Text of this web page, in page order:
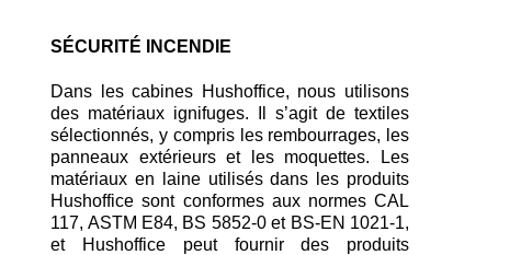
SÉCURITÉ INCENDIE
Dans les cabines Hushoffice, nous utilisons
des matériaux ignifuges. Il s’agit de textiles
sélectionnés, y compris les rembourrages, les
panneaux extérieurs et les moquettes. Les
matériaux en laine utilisés dans les produits
Hushoffice sont conformes aux normes CAL
117, ASTM E84, BS 5852-0 et BS-EN 1021-1,
et Hushoffice peut fournir des produits